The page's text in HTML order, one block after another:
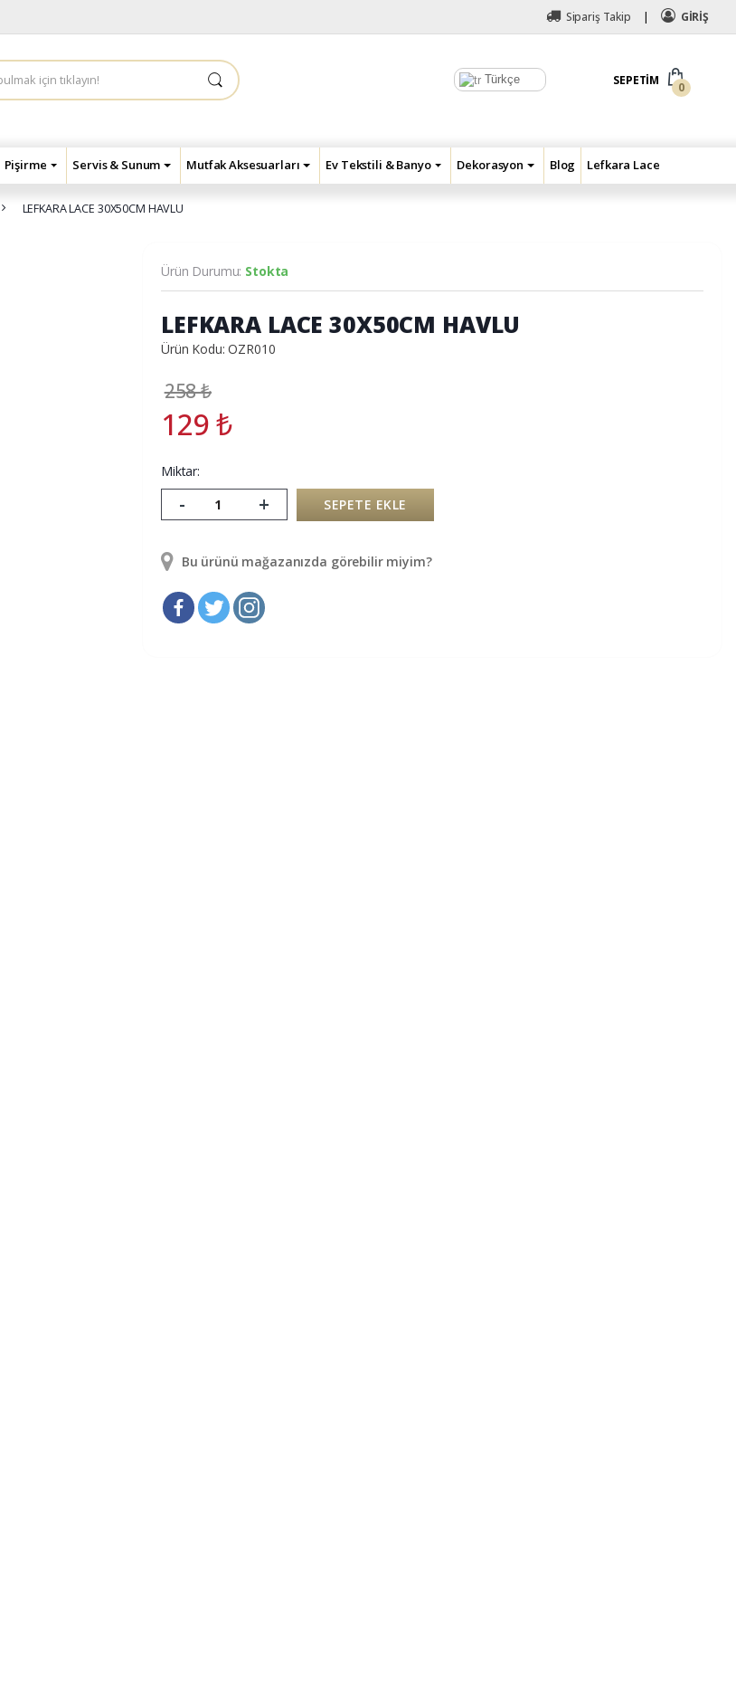
Sipariş Takip GİRİŞ
Türkçe SEPETIM
0
Pişirme Servis & Sunum Mutfak Aksesuarları Ev Tekstili & Banyo Dekorasyon Blog Lefkara Lace
LEFKARA LACE 30X50CM HAVLU
Ürün Durumu: Stokta
LEFKARA LACE 30X50CM HAVLU
Ürün Kodu: OZR010
258₺
129₺
Miktar:
- + SEPETE EKLE
Bu ürünü mağazanızda görebilir miyim?